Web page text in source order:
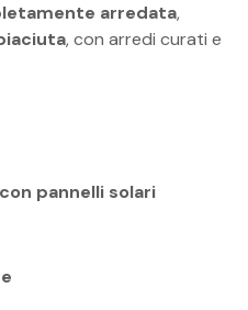
arredata,
, con arredi curati e
pannelli solari